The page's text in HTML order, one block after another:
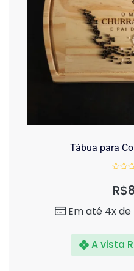
Tábua para
de
R$
Em até 4x de
A vista